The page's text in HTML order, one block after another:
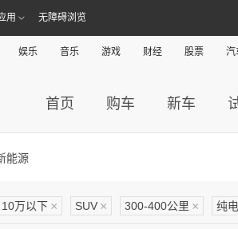
用 无障碍浏览
娱乐 音乐 游戏 财经 股票 汽
首页 购车 新车
能源
10万以下 × SUV × 300-400公里 × 纯